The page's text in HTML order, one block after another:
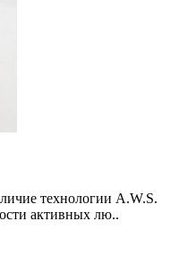
технологии A.W.S.
активных лю..